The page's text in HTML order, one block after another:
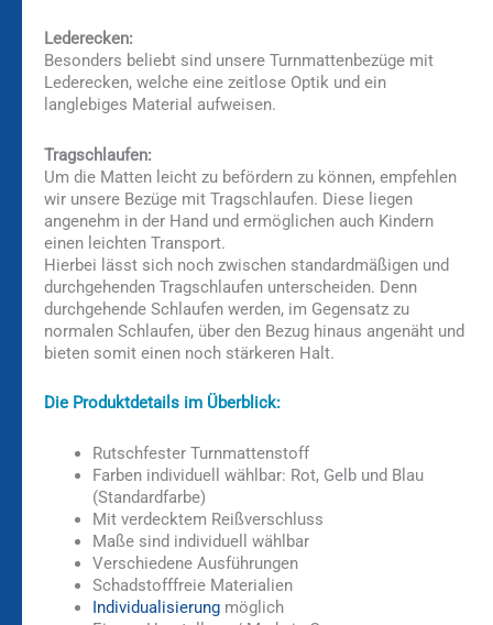
Lederecken:
Besonders beliebt sind unsere Turnmattenbezüge mit
Lederecken, welche eine zeitlose Optik und ein
langlebiges Material aufweisen.
Tragschlaufen:
Um die Matten leicht zu befördern zu können, empfehlen
wir unsere Bezüge mit Tragschlaufen. Diese liegen
angenehm in der Hand und ermöglichen auch Kindern
einen leichten Transport.
Hierbei lässt sich noch zwischen standardmäßigen und
durchgehenden Tragschlaufen unterscheiden. Denn
durchgehende Schlaufen werden, im Gegensatz zu
normalen Schlaufen, über den Bezug hinaus angenäht und
bieten somit einen noch stärkeren Halt.
Die Produktdetails im Überblick:
Rutschfester Turnmattenstoff
Farben individuell wählbar: Rot, Gelb und Blau
(Standardfarbe)
Mit verdecktem Reißverschluss
Maße sind individuell wählbar
Verschiedene Ausführungen
Schadstofffreie Materialien
Individualisierungmöglich